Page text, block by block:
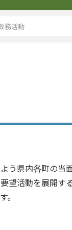
務活動
う県内各町の
望活動を展開
。